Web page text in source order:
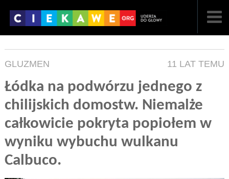
GLUZMEN 11 LAT TEMU
Łódka na podwórzu jednego z
chilijskich domostw. Niemalże
całkowicie pokryta popiołem w
wyniku wybuchu wulkanu
Calbuco.
NAJNOWSZE
LOSOWE
ARTYKUŁY
F FILMY